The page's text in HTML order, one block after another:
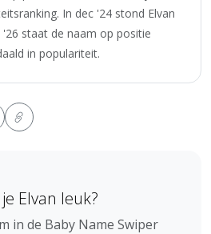
In dec '24 stond Elvan
staat de naam op positie
in populariteit.
Elvan leuk?
in de Baby Name Swiper